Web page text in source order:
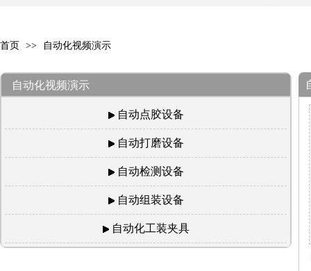
首页 >> 自动化视频演示
自动化视频演示
自动点胶设备
自动打磨设备
自动检测设备
自动组装设备
自动化工装夹具